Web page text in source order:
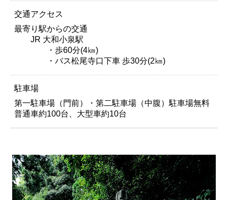
交通アクセス
最寄り駅からの交通
JR 大和小泉駅
・歩60分(4㎞)
・バス松尾寺口下車 歩30分(2㎞)
駐車場
第一駐車場（門前）・第二駐車場（中腹）駐車場無料
普通車約100台、大型車約10台